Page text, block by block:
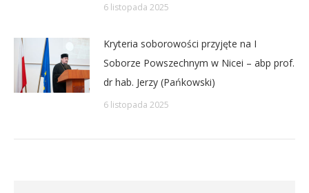
6 listopada 2025
Kryteria soborowości przyjęte na I
Soborze Powszechnym w Nicei – abp prof.
dr hab. Jerzy (Pańkowski)
6 listopada 2025